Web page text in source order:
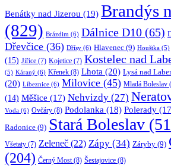
Benátky nad Jizerou (19) Brandýs
(829) Brázdim (6) Dálnice D10 (65)
Dřevčice (36) Dřísy (6) Hlavenec (9) Houštka (5)
(15) Jiřice (7) Kojetice (7) Kostelec nad
(5) Káraný (6) Křenek (8) Lhota (20) Lysá nad
(20) Líbeznice (6) Milovice (45) Mladá Boleslav
(14) Měšice (17) Nehvizdy (27)
Voda (6) Ovčáry (8) Podolanka (18) Polerady
Radonice (9) Stará Boleslav
Všetaty (7) Zeleneč (22) Zápy (34) Záryby (9)
(204) Černý Most (8) Šestajovice (8)